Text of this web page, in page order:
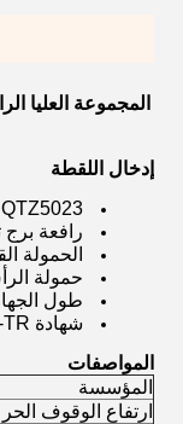
إدخال اللقطة
QTZ5023 رافعة برج الرأس المطرقة للبيع
رافعة برج
الحمولة
حمولة الرأس:
طول الجهاز: 50
شهادة CE، ISO، GOST، CU-TR
المواصفات
المؤسسة
ارتفاع الوقوف الحر